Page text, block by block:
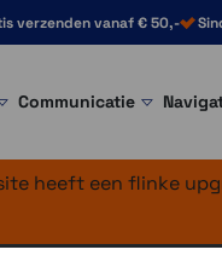
verzenden vanaf € 50,-
Communicatie
heeft een flinke